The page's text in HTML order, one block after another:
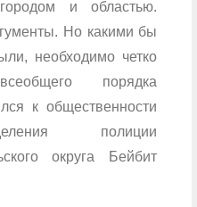
и областью.
Но какими бы
необходимо четко
порядка
к общественности
полиции
округа Бейбит